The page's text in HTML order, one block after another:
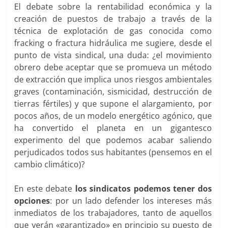
El debate sobre la rentabilidad económica y la
creación de puestos de trabajo a través de la
técnica de explotación de gas conocida como
fracking o fractura hidráulica me sugiere, desde el
punto de vista sindical, una duda: ¿el movimiento
obrero debe aceptar que se promueva un método
de extracción que implica unos riesgos ambientales
graves (contaminación, sismicidad, destrucción de
tierras fértiles) y que supone el alargamiento, por
pocos años, de un modelo energético agónico, que
ha convertido el planeta en un gigantesco
experimento del que podemos acabar saliendo
perjudicados todos sus habitantes (pensemos en el
cambio climático)?
En este debate los sindicatos podemos tener dos
opciones: por un lado defender los intereses más
inmediatos de los trabajadores, tanto de aquellos
que verán «garantizado» en principio su puesto de